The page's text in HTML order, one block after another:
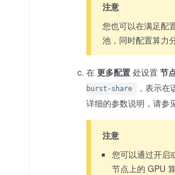
注意
您也可以在满足配
池，同时配置算力
在 更多配置 处设置 节
burst-share
，表示
详细的参数说明，请参
注意
您可以通过开启
节点上的 GPU